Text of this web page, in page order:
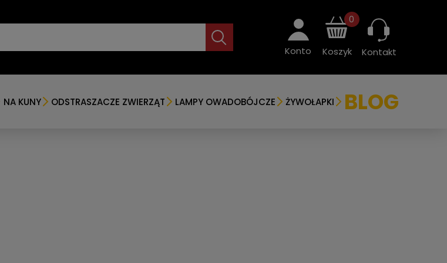
Konto Koszyk
0
Kontakt
NA KUNY ODSTRASZACZE ZWIERZĄT LAMPY OWADOBÓJCZE ŻYWOŁAPKI BLOG